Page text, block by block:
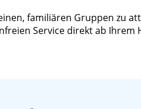
familiären Gruppen zu
Service direkt ab Ihrem